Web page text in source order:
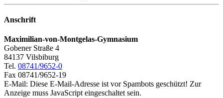
Anschrift
Maximilian-von-Montgelas-Gymnasium
Gobener Straße 4
84137 Vilsbiburg
Tel. 08741/9652-0
Fax 08741/9652-19
E-Mail: Diese E-Mail-Adresse ist vor Spambots geschützt! Zur
Anzeige muss JavaScript eingeschaltet sein.